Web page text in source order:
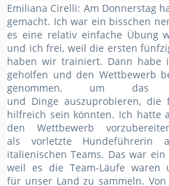
Emiliana Cirelli: Am Donnerstag
gemacht. Ich war ein bisschen
es eine relativ einfache Übung
und ich frei, weil die ersten
haben wir trainiert. Dann habe
geholfen und den Wettbewerb
genommen, um
und Dinge auszuprobieren, die
hilfreich sein könnten. Ich hatte
den Wettbewerb
als vorletzte Hundeführerin
italienischen Teams. Das war ein
weil es die Team-Läufe
für unser Land zu sammeln.